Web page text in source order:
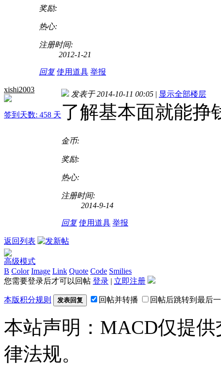
奖励:
热心:
注册时间:
2012-1-21
回复 使用道具 举报
xishi2003
签到天数: 458 天
发表于 2014-10-11 00:05 | 显示全部楼层
了解基本面就能挣
金币:
奖励:
热心:
注册时间:
2014-9-14
回复 使用道具 举报
返回列表
高级模式
B Color Image Link Quote Code Smilies
您需要登录后才可以回帖 登录 | 立即注册
本版积分规则 发表回复 回帖并转播 回帖后跳转到最后
本站声明：MACD仅提
律法规。